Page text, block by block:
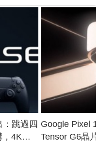
跳過四
，4K
Google Pixel
Tensor G6晶